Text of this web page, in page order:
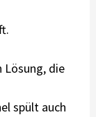
Lösung, die
spült auch